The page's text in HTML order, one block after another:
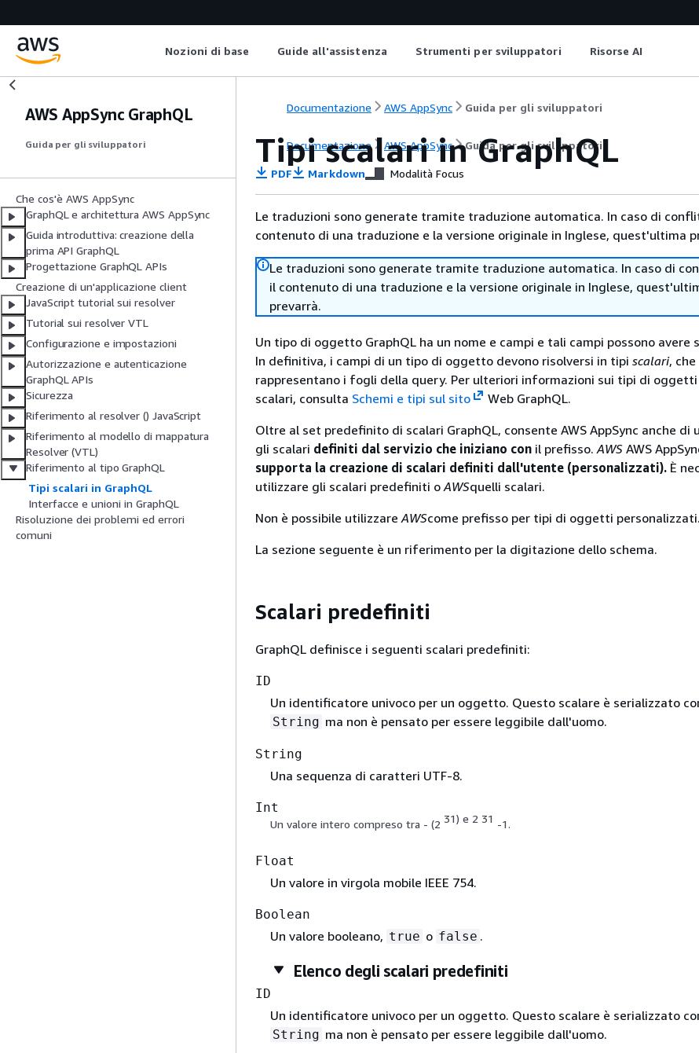
Nozioni di base Guide all'assistenza Strumenti per sviluppatori Risorse AI
AWS AppSync GraphQL
Guida per gli sviluppatori
Che cos'è AWS AppSync
GraphQL e architettura AWS AppSync
Guida introduttiva: creazione della
prima API GraphQL
Progettazione GraphQL APIs
Creazione di un'applicazione client
JavaScript tutorial sui resolver
Tutorial sui resolver VTL
Configurazione e impostazioni
Autorizzazione e autenticazione
GraphQL APIs
Sicurezza
Riferimento al resolver () JavaScript
Riferimento al modello di mappatura
Resolver (VTL)
Riferimento al tipo GraphQL
Tipi scalari in GraphQL
Interfacce e unioni in GraphQL
Risoluzione dei problemi ed errori
comuni
Documentazione AWS AppSync Guida per gli sviluppatori
Documentazione AWS AppSync Guida per gli sviluppatori
Tipi scalari in GraphQL
PDF Markdown Modalità Focus
Le traduzioni sono generate tramite traduzione automatica. In caso di
contenuto di una traduzione e la versione originale in Inglese, quest'ultima
Le traduzioni sono generate tramite traduzione automatica. In caso di
il contenuto di una traduzione e la versione originale in Inglese,
prevarrà.
Un tipo di oggetto GraphQL ha un nome e campi e tali campi possono avere
In definitiva, i campi di un tipo di oggetto devono risolversi in tipi scalari, che
rappresentano i fogli della query. Per ulteriori informazioni sui tipi di oggetti
scalari, consulta Schemi e tipi sul sito
Web GraphQL.
Oltre al set predefinito di scalari GraphQL, consente AWS AppSync anche di
gli scalari definiti dal servizio che iniziano con il prefisso.AWS AWS
supporta la creazione di scalari definiti dall'utente (personalizzati). È
utilizzare gli scalari predefiniti oAWSquelli scalari.
Non è possibile utilizzareAWScome prefisso per tipi di oggetti personalizzati.
La sezione seguente è un riferimento per la digitazione dello schema.
Scalari predefiniti
GraphQL definisce i seguenti scalari predefiniti:
ID
Un identificatore univoco per un oggetto. Questo scalare è serializzato
String ma non è pensato per essere leggibile dall'uomo.
String
Una sequenza di caratteri UTF-8.
Int
Un valore intero compreso tra - (2 31) e 2 31 -1.
Float
Un valore in virgola mobile IEEE 754.
Boolean
Un valore booleano, true o false .
Elenco degli scalari predefiniti
ID
Un identificatore univoco per un oggetto. Questo scalare è serializzato
String ma non è pensato per essere leggibile dall'uomo.